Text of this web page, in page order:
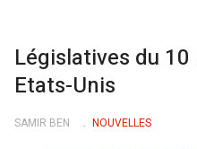
Législatives du
Etats-Unis
SAMIR BEN NOUVELLES